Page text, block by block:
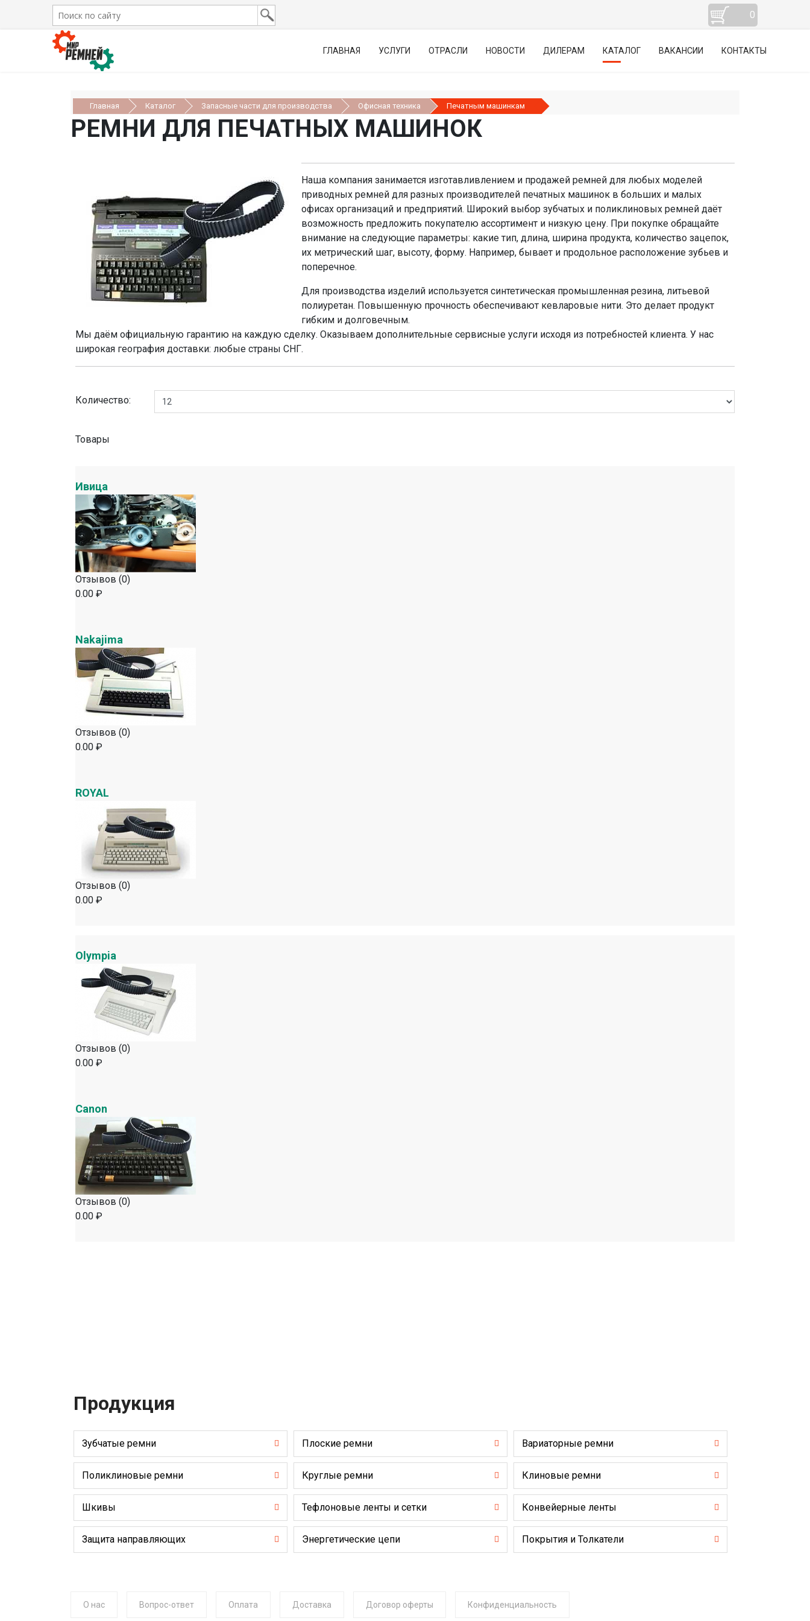
0
ГЛАВНАЯ УСЛУГИ ОТРАСЛИ НОВОСТИ ДИЛЕРАМ КАТАЛОГ ВАКАНСИИ КОНТАКТЫ
Главная Каталог Запасные части для производства Офисная техника Печатным машинкам
РЕМНИ ДЛЯ ПЕЧАТНЫХ МАШИНОК
Наша компания занимается изготавливлением и продажей ремней для любых моделей
приводных ремней для разных производителей печатных машинок в больших и малых
офисах организаций и предприятий. Широкий выбор зубчатых и поликлиновых ремней даёт
возможность предложить покупателю ассортимент и низкую цену. При покупке обращайте
внимание на следующие параметры: какие тип, длина, ширина продукта, количество зацепок,
их метрический шаг, высоту, форму. Например, бывает и продольное расположение зубьев и
поперечное.
Для производства изделий используется синтетическая промышленная резина, литьевой
полиуретан. Повышенную прочность обеспечивают кевларовые нити. Это делает продукт
гибким и долговечным.
Мы даём официальную гарантию на каждую сделку. Оказываем дополнительные сервисные услуги исходя из потребностей клиента. У нас
широкая география доставки: любые страны СНГ.
Количество:
Товары
Ивица
Отзывов (0)
0.00 ₽
Nakajima
Отзывов (0)
0.00 ₽
ROYAL
Отзывов (0)
0.00 ₽
Olympia
Отзывов (0)
0.00 ₽
Canon
Отзывов (0)
0.00 ₽
Продукция
Зубчатые ремни Плоские ремни Вариаторные ремни
Поликлиновые ремни Круглые ремни Клиновые ремни
Шкивы Тефлоновые ленты и сетки Конвейерные ленты
Защита направляющих Энергетические цепи Покрытия и Толкатели
О нас Вопрос-ответ Оплата Доставка Договор оферты Конфиденциальность